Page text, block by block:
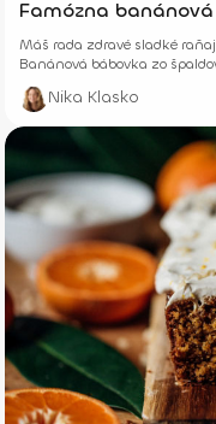
Famózna
Máš rada zdravé sladké
Banánová bábovka zo
Nika Klasko